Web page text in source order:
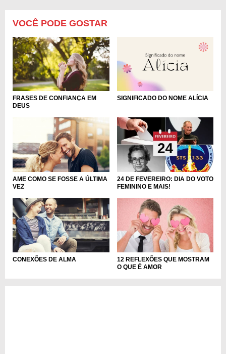
VOCÊ PODE GOSTAR
FRASES DE CONFIANÇA EM
DEUS
SIGNIFICADO DO NOME ALÍCIA
AME COMO SE FOSSE A ÚLTIMA
VEZ
24 DE FEVEREIRO: DIA DO VOTO
FEMININO E MAIS!
CONEXÕES DE ALMA
12 REFLEXÕES QUE MOSTRAM
O QUE É AMOR